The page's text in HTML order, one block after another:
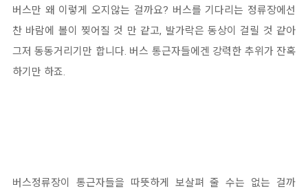
버스만 왜 이렇게 오지않는 걸까요? 버스를 기다리는 정류장에선
찬 바람에 볼이 찢어질 것 만 같고, 발가락은 동상이 걸릴 것 같아
그저 동동거리기만 합니다. 버스 통근자들에겐 강력한 추위가 잔혹
하기만 하죠.
버스정류장이 통근자들을 따뜻하게 보살펴 줄 수는 없는 걸까